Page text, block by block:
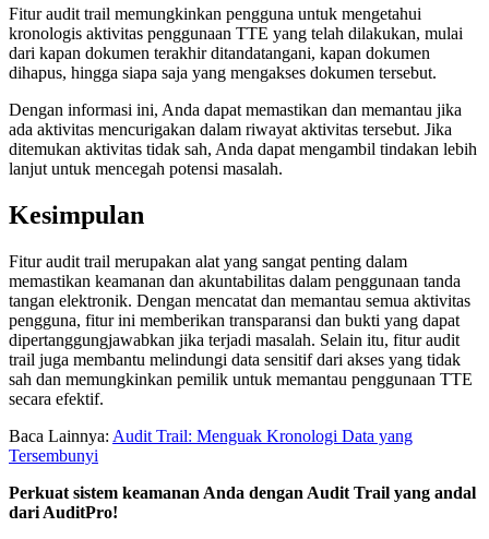
Fitur audit trail memungkinkan pengguna untuk mengetahui
kronologis aktivitas penggunaan TTE yang telah dilakukan, mulai
dari kapan dokumen terakhir ditandatangani, kapan dokumen
dihapus, hingga siapa saja yang mengakses dokumen tersebut.
Dengan informasi ini, Anda dapat memastikan dan memantau jika
ada aktivitas mencurigakan dalam riwayat aktivitas tersebut. Jika
ditemukan aktivitas tidak sah, Anda dapat mengambil tindakan lebih
lanjut untuk mencegah potensi masalah.
Kesimpulan
Fitur audit trail merupakan alat yang sangat penting dalam
memastikan keamanan dan akuntabilitas dalam penggunaan tanda
tangan elektronik. Dengan mencatat dan memantau semua aktivitas
pengguna, fitur ini memberikan transparansi dan bukti yang dapat
dipertanggungjawabkan jika terjadi masalah. Selain itu, fitur audit
trail juga membantu melindungi data sensitif dari akses yang tidak
sah dan memungkinkan pemilik untuk memantau penggunaan TTE
secara efektif.
Baca Lainnya: Audit Trail: Menguak Kronologi Data yang
Tersembunyi
Perkuat sistem keamanan Anda dengan Audit Trail yang andal
dari AuditPro!